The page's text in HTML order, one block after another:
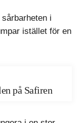
i
istället för en
på Safiren